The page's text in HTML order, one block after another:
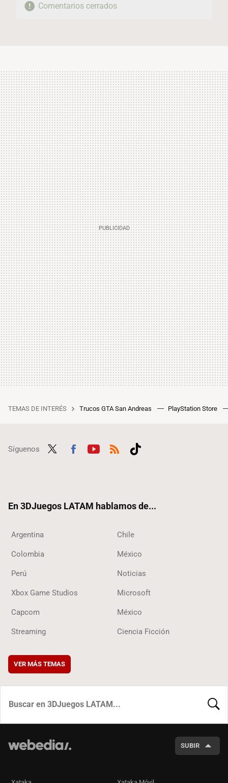
Comentarios cerrados
TEMAS DE INTERÉS Trucos GTA San Andreas PlayStation Store
Síguenos
En 3DJuegos LATAM hablamos de...
Argentina Chile
Colombia México
Perú Noticias
Xbox Game Studios Microsoft
Capcom México
Streaming Ciencia Ficción
VER MÁS TEMAS
SUBIR